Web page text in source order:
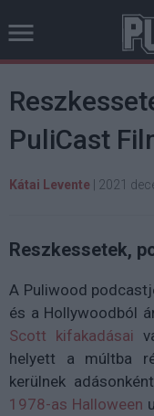
PuliCast
Kátai Levente 2021
Reszkessetek,
A Puliwood
és a Hollywoodból
Scott kifakadásai
helyett a múltba
kerülnek
1978-as Halloween